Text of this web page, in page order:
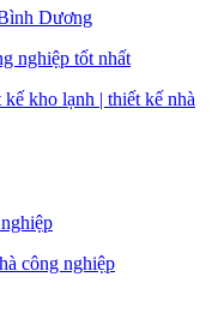
Dương
kho lạnh | thiết kế nhà
công nghiệp